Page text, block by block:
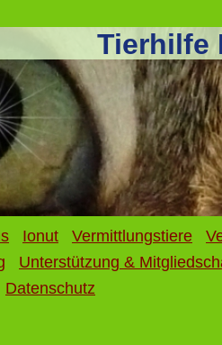
Tierhilfe
Ionut Vermittlungstiere
Unterstützung &
Datenschutz